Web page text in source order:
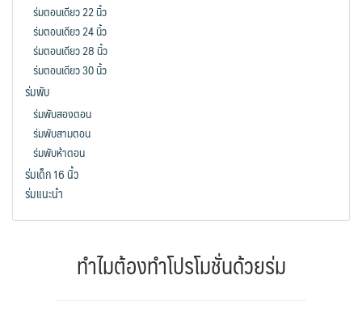
ร่มตอนเดียว 22 นิ้ว
ร่มตอนเดียว 24 นิ้ว
ร่มตอนเดียว 28 นิ้ว
ร่มตอนเดียว 30 นิ้ว
ร่มพับ
ร่มพับสองตอน
ร่มพับสามตอน
ร่มพับห้าตอน
ร่มเด็ก 16 นิ้ว
ร่มแนะนำ
ทำไมต้องทำโปรโมชั่นด้วยร่ม